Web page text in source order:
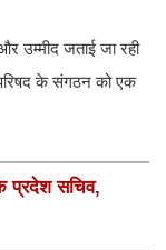
उम्मीद जताई जा रही
के संगठन को एक
प्रदेश सचिव,